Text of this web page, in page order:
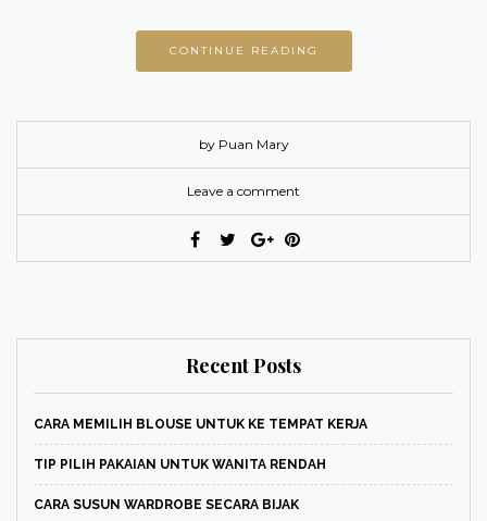
CONTINUE READING
by Puan Mary
Leave a comment
Recent Posts
CARA MEMILIH BLOUSE UNTUK KE TEMPAT KERJA
TIP PILIH PAKAIAN UNTUK WANITA RENDAH
CARA SUSUN WARDROBE SECARA BIJAK